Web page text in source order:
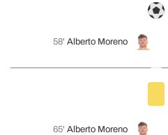
58' Alberto Moreno
65' Alberto Moreno